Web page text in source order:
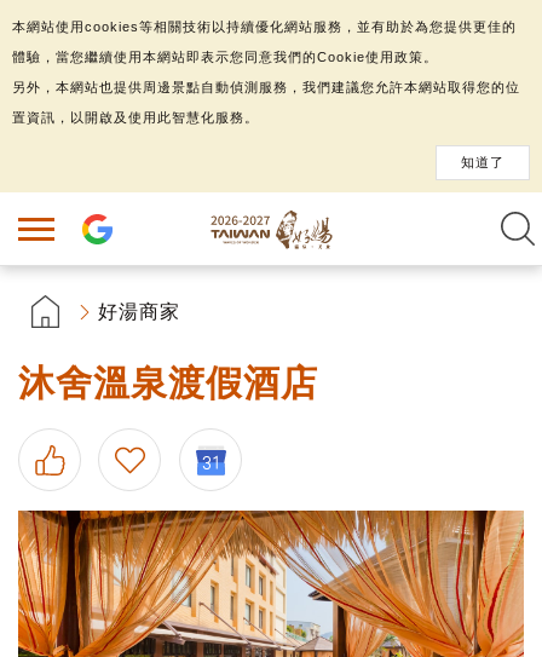
好湯商家
沐舍溫泉渡假酒店
本網站使用cookies等相關技術以持續優化網站服務，並有助於為您提供更佳的
體驗，當您繼續使用本網站即表示您同意我們的Cookie使用政策。
另外，本網站也提供周邊景點自動偵測服務，我們建議您允許本網站取得您的位
置資訊，以開啟及使用此智慧化服務。
知道了